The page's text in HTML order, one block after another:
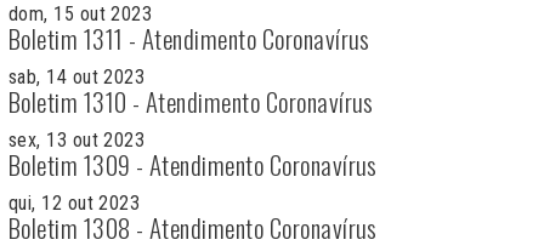
dom, 15 out 2023
Boletim 1311 - Atendimento Coronavírus
sab, 14 out 2023
Boletim 1310 - Atendimento Coronavírus
sex, 13 out 2023
Boletim 1309 - Atendimento Coronavírus
qui, 12 out 2023
Boletim 1308 - Atendimento Coronavírus